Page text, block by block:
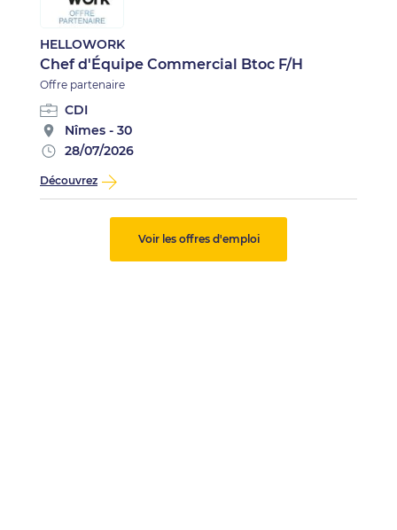
HELLOWORK
Chef d'Équipe Commercial Btoc F/H
Offre partenaire
CDI
Nîmes - 30
28/07/2026
Découvrez
Voir les offres d'emploi